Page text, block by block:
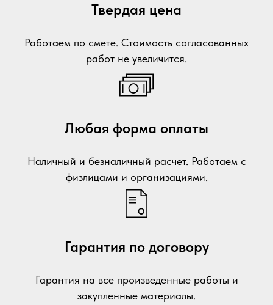
Твердая цена
Работаем по смете. Стоимость согласованных
работ не увеличится.
Любая форма оплаты
Наличный и безналичный расчет. Работаем с
физлицами и организациями.
Гарантия по договору
Гарантия на все произведенные работы и
закупленные материалы.